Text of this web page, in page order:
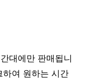
대에만 판매됩니
하여 원하는 시간